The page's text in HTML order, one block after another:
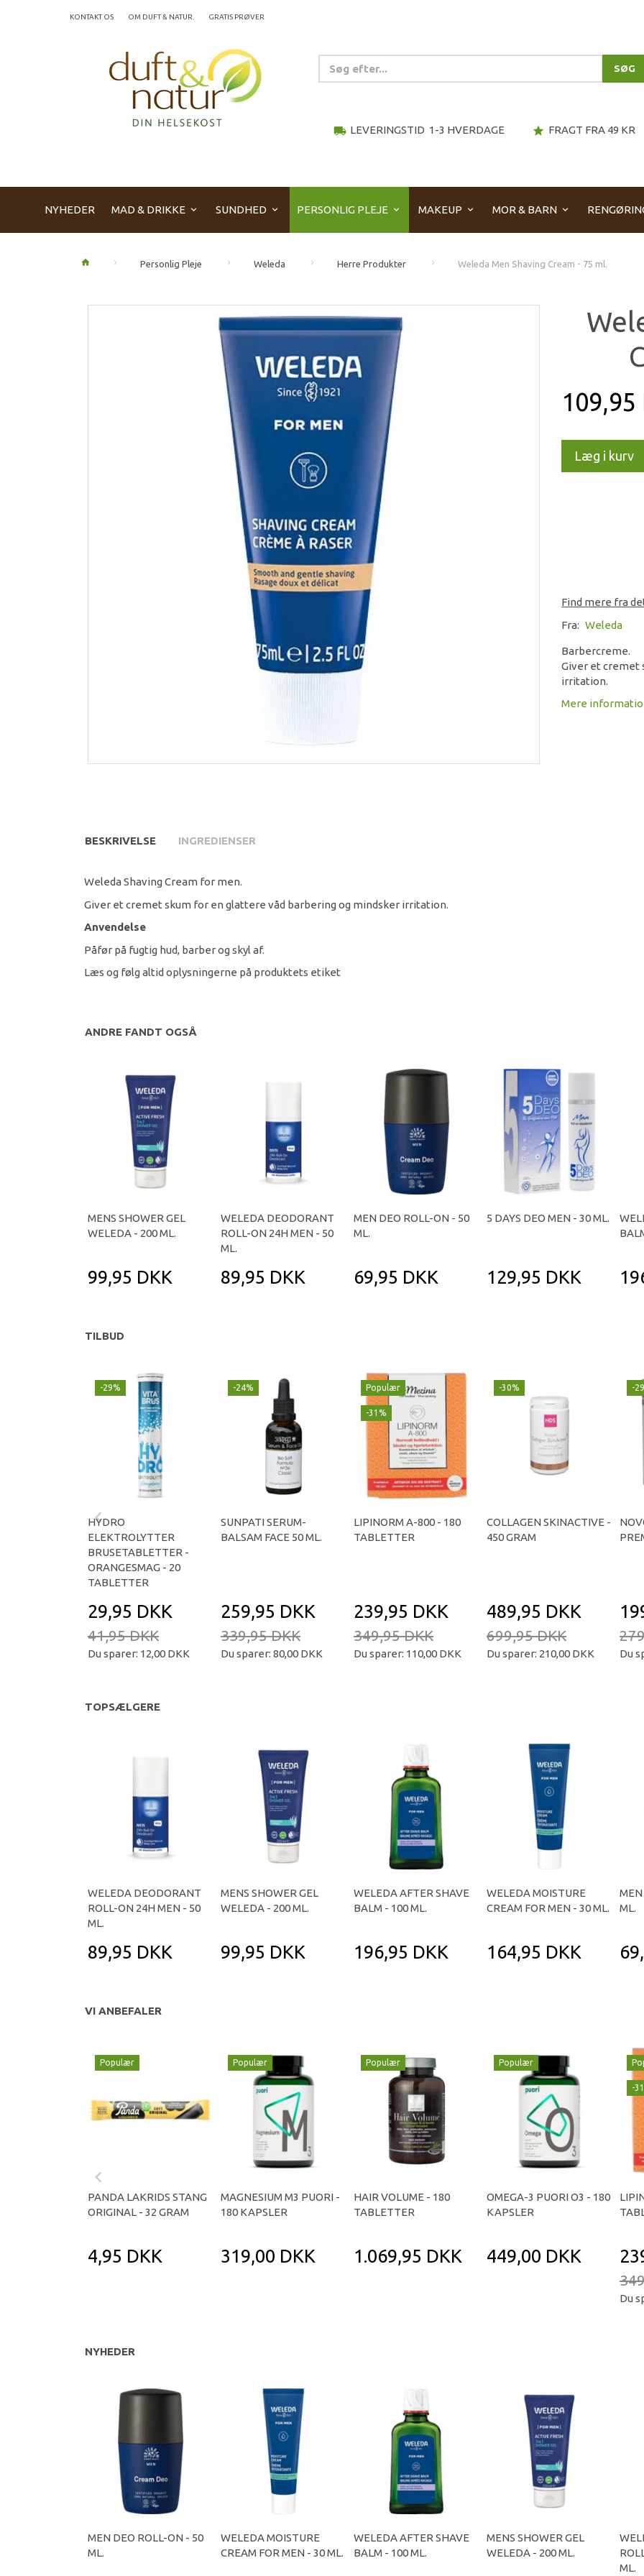
KONTAKT OS OM DUFT & NATUR. GRATIS PRØVER
SØG
local_shipping LEVERINGSTID 1-3 HVERDAGE star FRAGT FRA 49 KR
NYHEDER MAD & DRIKKE SUNDHED PERSONLIG PLEJE MAKEUP MOR & BARN
Personlig Pleje Weleda Herre Produkter Weleda Men Shaving Cream - 75 ml.
109,95
Læg i kurv
Find mere fra
Fra: Weleda
Barbercreme.
Giver et cremet
irritation.
Mere
BESKRIVELSE INGREDIENSER
Weleda Shaving Cream for men.
Giver et cremet skum for en glattere våd barbering og mindsker irritation.
Anvendelse
Påfør på fugtig hud, barber og skyl af.
Læs og følg altid oplysningerne på produktets etiket
ANDRE FANDT OGSÅ
MENS SHOWER GEL
WELEDA - 200 ML.
99,95 DKK
WELEDA DEODORANT
ROLL-ON 24H MEN - 50
ML.
89,95 DKK
MEN DEO ROLL-ON - 50
ML.
69,95 DKK
5 DAYS DEO MEN - 30 ML.
129,95 DKK
TILBUD
-29%
HYDRO
ELEKTROLYTTER
BRUSETABLETTER -
ORANGESMAG - 20
TABLETTER
29,95 DKK
41,95 DKK
Du sparer: 12,00 DKK
-24%
SUNPATI SERUM-
BALSAM FACE 50 ML.
259,95 DKK
339,95 DKK
Du sparer: 80,00 DKK
Populær
-31%
LIPINORM A-800 - 180
TABLETTER
239,95 DKK
349,95 DKK
Du sparer: 110,00 DKK
-30%
COLLAGEN SKINACTIVE -
450 GRAM
489,95 DKK
699,95 DKK
Du sparer: 210,00 DKK
-
Du
TOPSÆLGERE
WELEDA DEODORANT
ROLL-ON 24H MEN - 50
ML.
89,95 DKK
MENS SHOWER GEL
WELEDA - 200 ML.
99,95 DKK
WELEDA AFTER SHAVE
BALM - 100 ML.
196,95 DKK
WELEDA MOISTURE
CREAM FOR MEN - 30 ML.
164,95 DKK
ML.
VI ANBEFALER
Populær
PANDA LAKRIDS STANG
ORIGINAL - 32 GRAM
4,95 DKK
Populær
MAGNESIUM M3 PUORI -
180 KAPSLER
319,00 DKK
Populær
HAIR VOLUME - 180
TABLETTER
1.069,95 DKK
Populær
OMEGA-3 PUORI O3 - 180
KAPSLER
449,00 DKK
-
Du
NYHEDER
MEN DEO ROLL-ON - 50
ML.
WELEDA MOISTURE
CREAM FOR MEN - 30 ML.
WELEDA AFTER SHAVE
BALM - 100 ML.
MENS SHOWER GEL
WELEDA - 200 ML.
ML.